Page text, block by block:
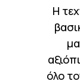
Η
όλο